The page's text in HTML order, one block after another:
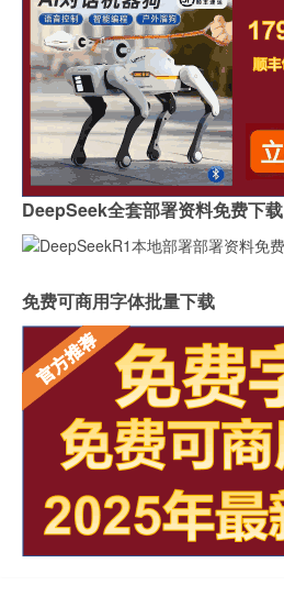
DeepSeek全套部署资料免费下载
免费可商用字体批量下载